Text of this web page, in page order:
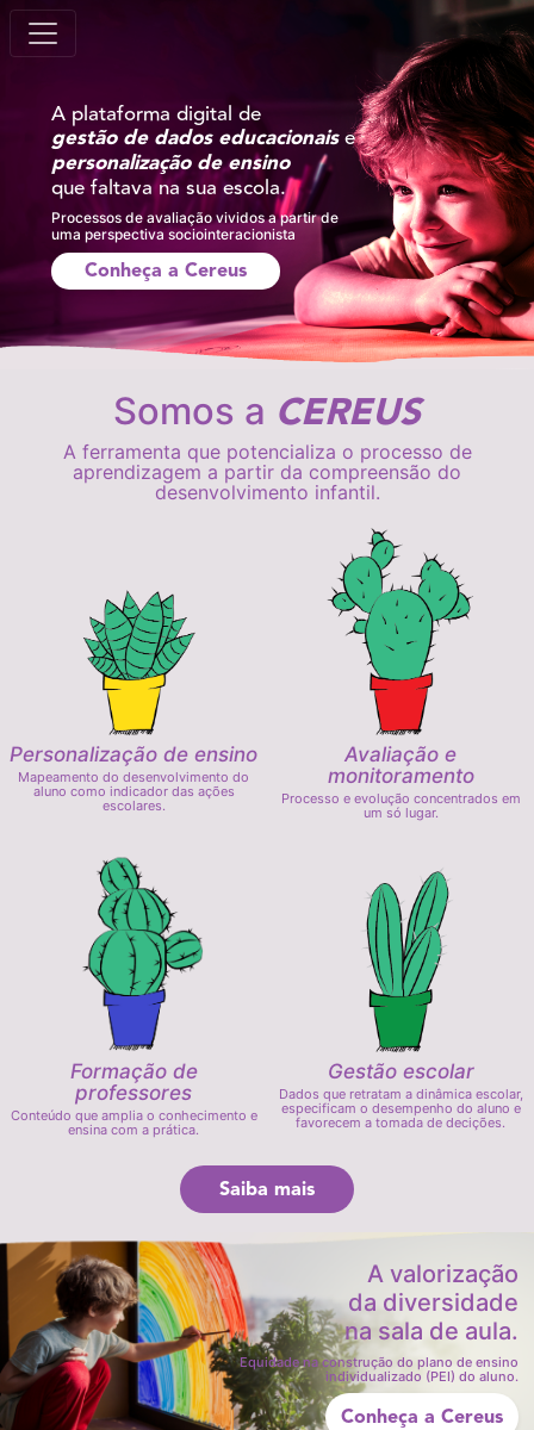
A plataforma digital de
gestão de dados educacionaise
personalização de ensino
que faltava na sua escola.
Processos de avaliação vividos a partir de
uma perspectiva sociointeracionista
Conheça a Cereus
Somos a CEREUS
A ferramenta que potencializa o processo de
aprendizagem a partir da compreensão do
desenvolvimento infantil.
Personalização de ensino
Mapeamento do desenvolvimento do
aluno como indicador das ações
escolares.
Avaliação e
monitoramento
Processo e evolução concentrados em
um só lugar.
Formação de
professores
Conteúdo que amplia o conhecimento e
ensina com a prática.
Gestão escolar
Dados que retratam a dinâmica escolar,
especificam o desempenho do aluno e
favorecem a tomada de decições.
Saiba mais
A valorização
da diversidade
na sala de aula.
Equidade na construção do plano de ensino
individualizado (PEI) do aluno.
Conheça a Cereus